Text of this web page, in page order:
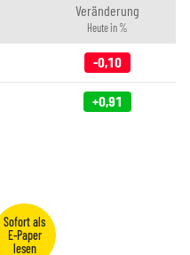
Veränderung
Heute in %
-0,10
+0,91